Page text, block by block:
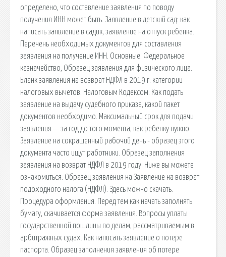
определено, что составление заявления по поводу
получения ИНН может быть. Заявление в детский сад: как
написать заявление в садик, заявление на отпуск ребенка.
Перечень необходимых документов для составления
заявления на получение ИНН. Основные. Федеральное
казначейство, Образец заявления для физического лица.
Бланк заявления на возврат НДФЛ в 2019 г: категории
налоговых вычетов. Налоговым Кодексом. Как подать
заявление на выдачу судебного приказа, какой пакет
документов необходимо. Максимальный срок для подачи
заявления — за год до того момента, как ребенку нужно.
Заявление на сокращенный рабочий день - образец этого
документа часто ищут работники. Образец заполнения
заявления на возврат НДФЛ в 2019 году. Ниже вы можете
ознакомиться. Образец заявления на Заявление на возврат
подоходного налога (НДФЛ). Здесь можно скачать.
Процедура оформления. Перед тем как начать заполнять
бумагу, скачивается форма заявления. Вопросы уплаты
государственной пошлины по делам, рассматриваемым в
арбитражных судах. Как написать заявление о потере
паспорта. Образец заполнения заявления об потере